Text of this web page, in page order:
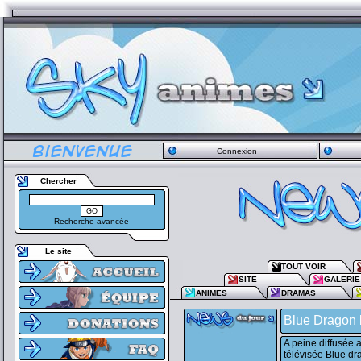
Connexion
Chercher
Recherche avancée
Le site
TOUT VOIR
SITE
GALERIE
ANIMES
DRAMAS
Blue Dragon
A peine diffusée
télévisée Blue